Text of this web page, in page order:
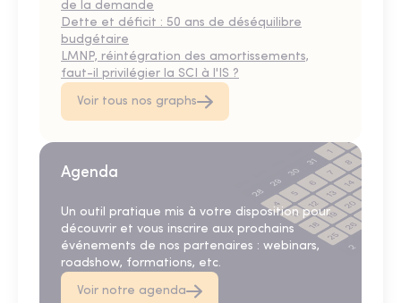
de la demande
Dette et déficit : 50 ans de déséquilibre
budgétaire
LMNP, réintégration des amortissements,
faut-il privilégier la SCI à l'IS ?
Voir tous nos graphs
Agenda
Un outil pratique mis à votre disposition pour
découvrir et vous inscrire aux prochains
événements de nos partenaires : webinars,
roadshow, formations, etc.
Voir notre agenda